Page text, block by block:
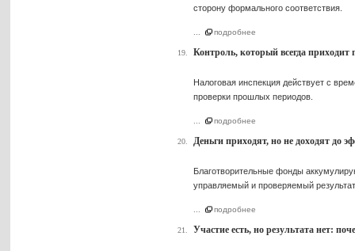
сторону формального соответствия.
подробнее
19. Контроль, который всегда
Налоговая инспекция действует с
проверки прошлых периодов.
подробнее
20. Деньги приходят, но не доходят до
Благотворительные фонды
управляемый и проверяемый
подробнее
21. Участие есть, но результата нет: